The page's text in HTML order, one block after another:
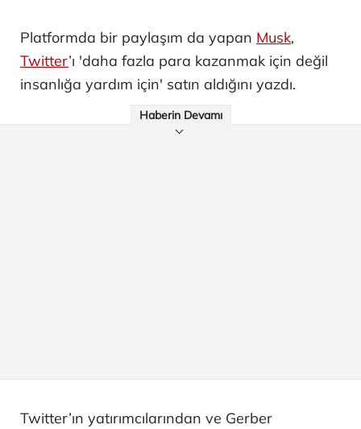
Platformda bir paylaşım da yapan Musk,
Twitter’ı 'daha fazla para kazanmak için değil
insanlığa yardım için' satın aldığını yazdı.
Haberin Devamı
Twitter’ın yatırımcılarından ve Gerber